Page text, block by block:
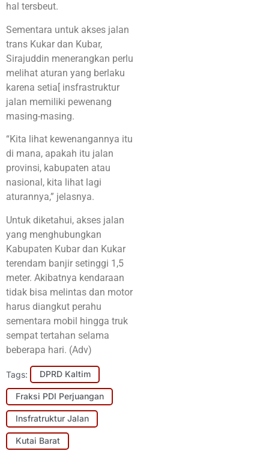
hal tersbeut.
Sementara untuk akses jalan
trans Kukar dan Kubar,
Sirajuddin menerangkan perlu
melihat aturan yang berlaku
karena setia[ insfrastruktur
jalan memiliki pewenang
masing-masing.
“Kita lihat kewenangannya itu
di mana, apakah itu jalan
provinsi, kabupaten atau
nasional, kita lihat lagi
aturannya,” jelasnya.
Untuk diketahui, akses jalan
yang menghubungkan
Kabupaten Kubar dan Kukar
terendam banjir setinggi 1,5
meter. Akibatnya kendaraan
tidak bisa melintas dan motor
harus diangkut perahu
sementara mobil hingga truk
sempat tertahan selama
beberapa hari. (Adv)
Tags: DPRD Kaltim
Fraksi PDI Perjuangan
Insfratruktur Jalan
Kutai Barat